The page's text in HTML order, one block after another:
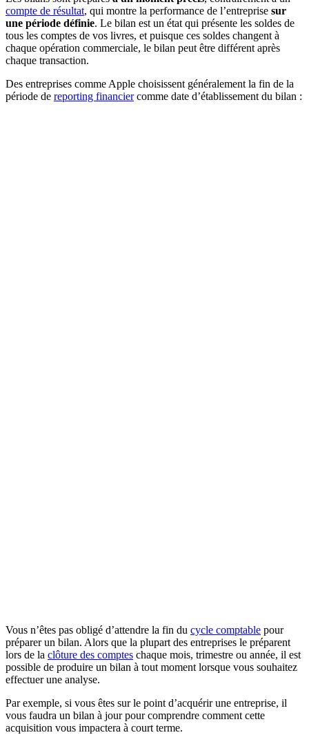
compte de résultat, qui montre la performance de l’entreprise sur
une période définie. Le bilan est un état qui présente les soldes de
tous les comptes de vos livres, et puisque ces soldes changent à
chaque opération commerciale, le bilan peut être différent après
chaque transaction.
Des entreprises comme Apple choisissent généralement la fin de la
période de reporting financiercomme date d’établissement du bilan :
Vous n’êtes pas obligé d’attendre la fin du cycle comptable pour
préparer un bilan. Alors que la plupart des entreprises le préparent
lors de la clôture des comptes chaque mois, trimestre ou année, il est
possible de produire un bilan à tout moment lorsque vous souhaitez
effectuer une analyse.
Par exemple, si vous êtes sur le point d’acquérir une entreprise, il
vous faudra un bilan à jour pour comprendre comment cette
acquisition vous impactera à court terme.